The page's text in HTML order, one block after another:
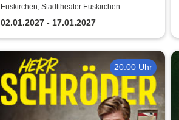
Wiener Neujahrskonzert
Euskirchen, Stadttheater Euskirchen
02.01.2027 - 17.01.2027
20:00 Uhr